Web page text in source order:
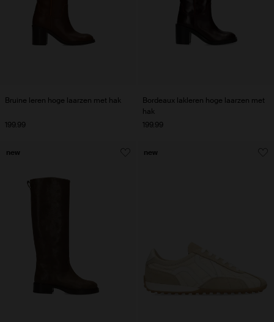
Bruine leren hoge laarzen met hak
199.99
Bordeaux lakleren hoge laarzen met
hak
199.99
new new